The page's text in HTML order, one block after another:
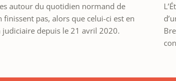
autour du quotidien normand de
finissent pas, alors que celui-ci est en
depuis le 21 avril 2020.